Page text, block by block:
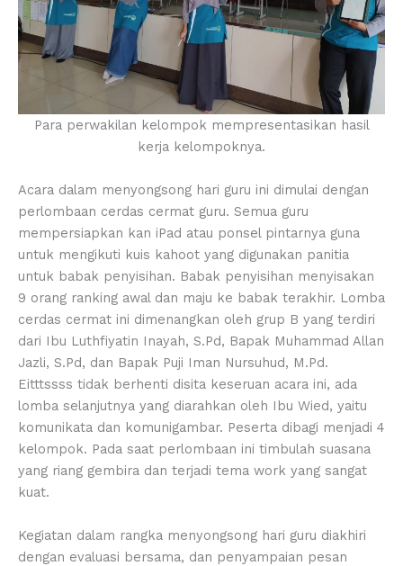
Para perwakilan kelompok mempresentasikan hasil
kerja kelompoknya.
Acara dalam menyongsong hari guru ini dimulai dengan
perlombaan cerdas cermat guru. Semua guru
mempersiapkan kan iPad atau ponsel pintarnya guna
untuk mengikuti kuis kahoot yang digunakan panitia
untuk babak penyisihan. Babak penyisihan menyisakan
9 orang ranking awal dan maju ke babak terakhir. Lomba
cerdas cermat ini dimenangkan oleh grup B yang terdiri
dari Ibu Luthfiyatin Inayah, S.Pd, Bapak Muhammad Allan
Jazli, S.Pd, dan Bapak Puji Iman Nursuhud, M.Pd.
Eitttssss tidak berhenti disita keseruan acara ini, ada
lomba selanjutnya yang diarahkan oleh Ibu Wied, yaitu
komunikata dan komunigambar. Peserta dibagi menjadi 4
kelompok. Pada saat perlombaan ini timbulah suasana
yang riang gembira dan terjadi tema work yang sangat
kuat.
Kegiatan dalam rangka menyongsong hari guru diakhiri
dengan evaluasi bersama, dan penyampaian pesan